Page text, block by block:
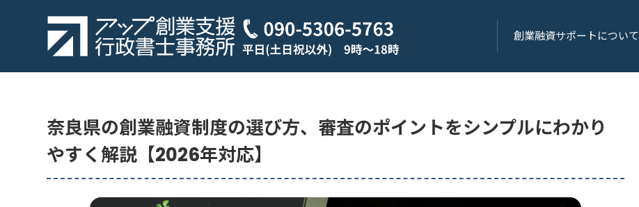
創業融資サポートについて
奈良県の創業融資制度の選び方、審査のポイントをシンプルにわかり
やすく解説【2026年対応】